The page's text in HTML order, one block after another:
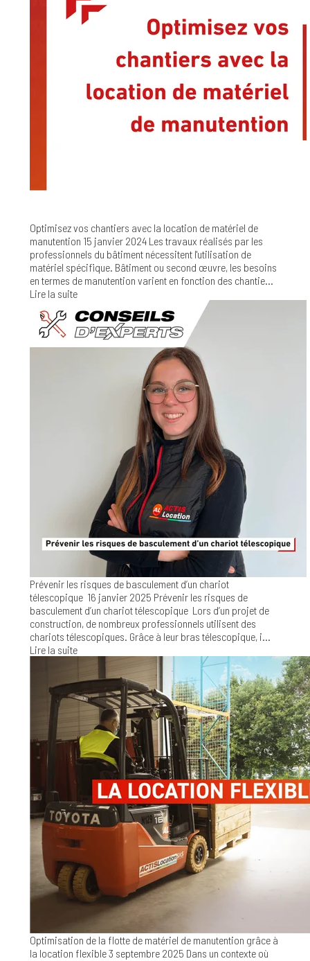
Optimisez vos chantiers avec la location de matériel de
manutention 15 janvier 2024 Les travaux réalisés par les
professionnels du bâtiment nécessitent l'utilisation de
matériel spécifique. Bâtiment ou second œuvre, les besoins
en termes de manutention varient en fonction des chantie...
Lire la suite
Prévenir les risques de basculement d’un chariot
télescopique 16 janvier 2025 Prévenir les risques de
basculement d’un chariot télescopique Lors d’un projet de
construction, de nombreux professionnels utilisent des
chariots télescopiques. Grâce à leur bras télescopique, i...
Lire la suite
Optimisation de la flotte de matériel de manutention grâce à
la location flexible3 septembre 2025 Dans un contexte où